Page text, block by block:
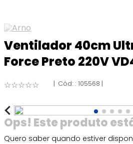
Ventilador 40cm
Force Preto 220V
☆☆☆☆☆ : 105568
Quero saber quando estiver